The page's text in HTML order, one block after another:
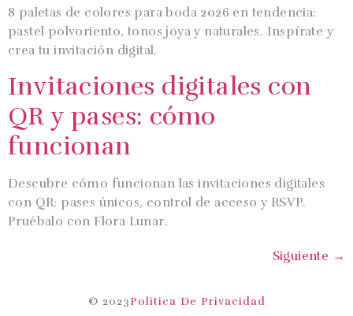
8 paletas de colores para boda 2026 en tendencia:
pastel polvoriento, tonos joya y naturales. Inspírate y
crea tu invitación digital.
Invitaciones digitales con
QR y pases: cómo
funcionan
Descubre cómo funcionan las invitaciones digitales
con QR: pases únicos, control de acceso y RSVP.
Pruébalo con Flora Lunar.
Siguiente →
© 2023Politica De Privacidad